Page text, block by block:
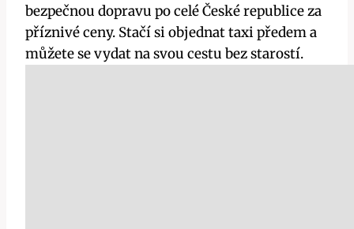
bezpečnou dopravu po celé České republice za
příznivé ceny. Stačí si objednat taxi předem a
můžete se vydat na svou cestu bez starostí.